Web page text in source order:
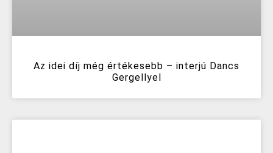
Az idei díj még értékesebb – interjú Dancs
Gergellyel